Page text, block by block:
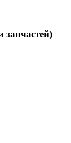
запчастей)